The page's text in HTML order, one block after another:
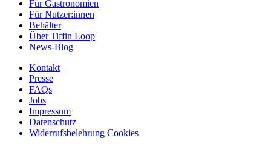
Für Gastronomien
Für Nutzer:innen
Behälter
Über Tiffin Loop
News-Blog
Kontakt
Presse
FAQs
Jobs
Impressum
Datenschutz
Widerrufsbelehrung Cookies